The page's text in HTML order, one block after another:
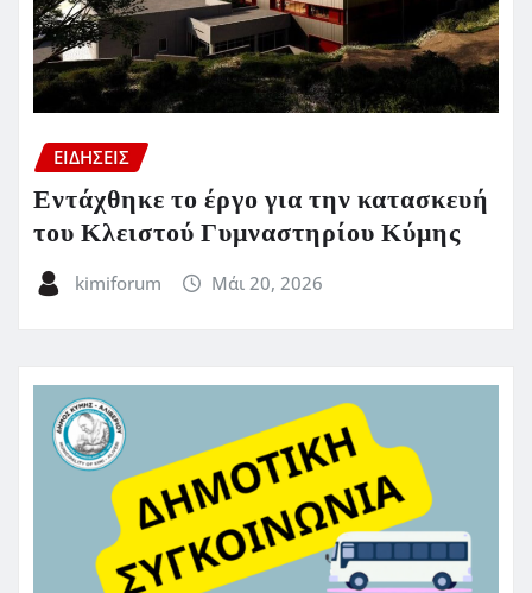
ΕΙΔΗΣΕΙΣ
Εντάχθηκε το έργο για την κατασκευή
του Κλειστού Γυμναστηρίου Κύμης
kimiforum Μάι 20, 2026